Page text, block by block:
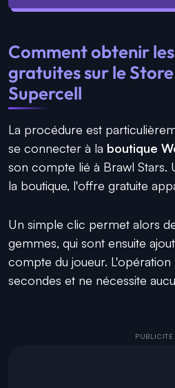
Comment obtenir
gratuites sur le
Supercell
La procédure est
se connecter à la boutique
son compte lié à Brawl Stars.
la boutique, l'offre gratuite
Un simple clic permet alors
gemmes, qui sont ensuite
compte du joueur.
secondes et ne nécessite